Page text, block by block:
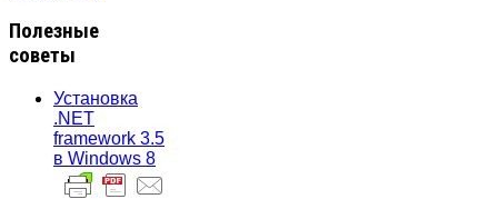
Полезные
советы
Установка
.NET
framework 3.5
в Windows 8